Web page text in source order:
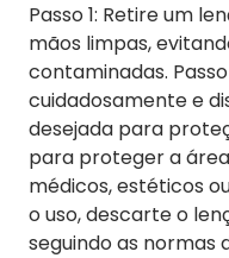
Passo 1: Retire um
mãos limpas,
contaminadas.
cuidadosamente e
desejada para
para proteger a
médicos, estéticos
o uso, descarte o
seguindo as normas